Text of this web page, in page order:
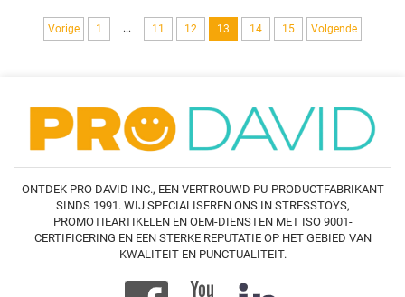
Vorige 1 ... 11 12 13 14 15 Volgende
ONTDEK PRO DAVID INC., EEN VERTROUWD PU-PRODUCTFABRIKANT
SINDS 1991. WIJ SPECIALISEREN ONS IN STRESSTOYS,
PROMOTIEARTIKELEN EN OEM-DIENSTEN MET ISO 9001-
CERTIFICERING EN EEN STERKE REPUTATIE OP HET GEBIED VAN
KWALITEIT EN PUNCTUALITEIT.